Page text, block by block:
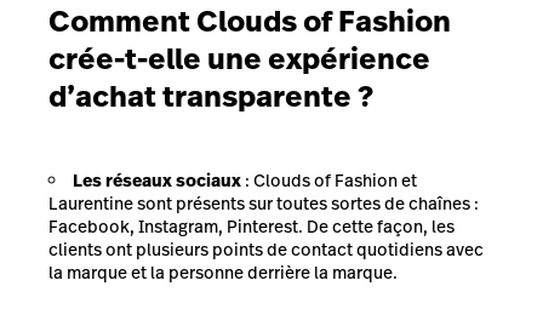
Comment Clouds of Fashion
crée-t-elle une expérience
d’achat transparente ?
Les réseaux sociaux : Clouds of Fashion et
Laurentine sont présents sur toutes sortes de chaînes :
Facebook, Instagram, Pinterest. De cette façon, les
clients ont plusieurs points de contact quotidiens avec
la marque et la personne derrière la marque.